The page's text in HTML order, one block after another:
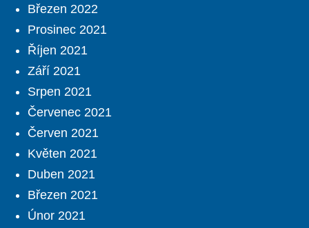
Březen 2022
Prosinec 2021
Říjen 2021
Září 2021
Srpen 2021
Červenec 2021
Červen 2021
Květen 2021
Duben 2021
Březen 2021
Únor 2021